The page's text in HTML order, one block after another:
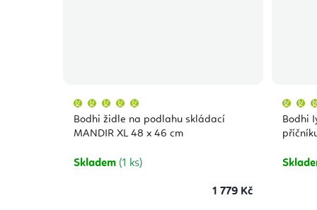
Bodhi židle na podlahu skládací
MANDIR XL 48 x 46 cm
produktu
je
5,0
hvězdiček.
Skladem (1 ks)
1 779 Kč
Bodhi